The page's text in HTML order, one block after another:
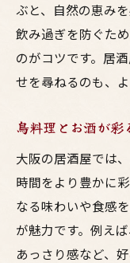
ぶと、自然の恵み
飲み過ぎを防ぐた
のがコツです。居
せを尋ねるのも、
鳥料理とお酒が彩
大阪の居酒屋では
時間をより豊かに
なる味わいや食感
が魅力です。例え
あっさり感など、